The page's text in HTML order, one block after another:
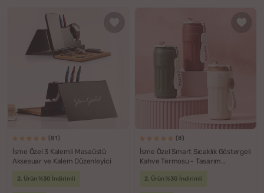
(81)
İsme Özel 3 Kalemli Masaüstü
Aksesuar ve Kalem Düzenleyici
2. Ürün %30 İndirimli
(8)
İsme Özel Smart Sıcaklık Göstergeli
Kahve Termosu - Tasarım
2. Ürün %30 İndirimli